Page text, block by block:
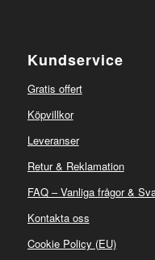
Kundservice
Gratis offert
Köpvillkor
Leveranser
Retur & Reklamation
FAQ – Vanliga frågor &
Kontakta oss
Cookie Policy (EU)